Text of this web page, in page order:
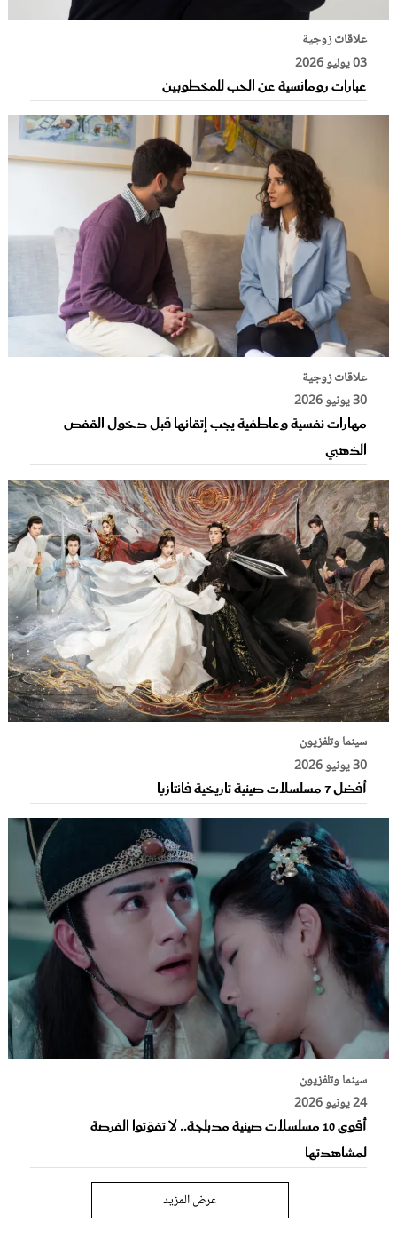
علاقات زوجية
03 يوليو 2026
عبارات رومانسية عن الحب للمخطوبين
علاقات زوجية
30 يونيو 2026
مهارات نفسية وعاطفية يجب إتقانها قبل دخول القفص
الذهبي
سينما وتلفزيون
30 يونيو 2026
أفضل 7 مسلسلات صينية تاريخية فانتازيا
سينما وتلفزيون
24 يونيو 2026
أقوى 10 مسلسلات صينية مدبلجة.. لا تفوّتوا الفرصة
لمشاهدتها
عرض المزيد